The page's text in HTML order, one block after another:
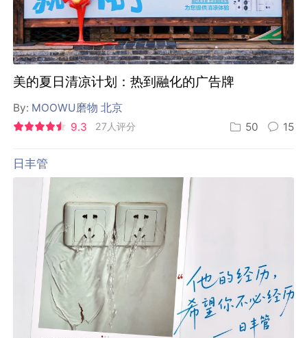
美的夏日清凉计划：热到融化的广告牌
By: MOOWU磨物 北京
9.3
27人评分 50 15
日丰管